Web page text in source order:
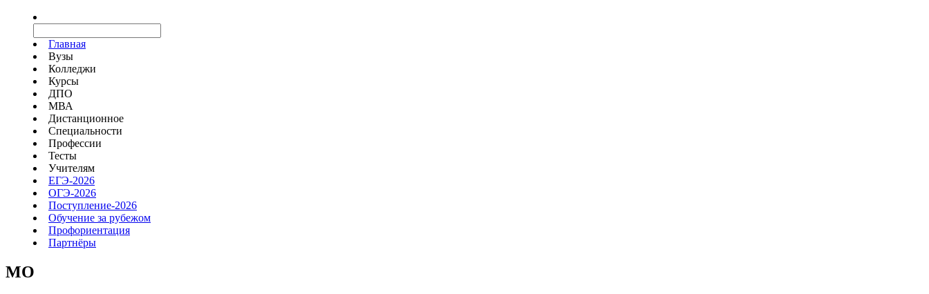
Главная
Вузы
Колледжи
Курсы
ДПО
МВА
Дистанционное
Специальности
Профессии
Тесты
Учителям
ЕГЭ-2026
ОГЭ-2026
Поступление-2026
Обучение за рубежом
Профориентация
Партнёры
MO